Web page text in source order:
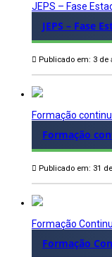
JEPS – Fase
JEPS – Fase
Publicado em: 3 de
Formação
Formação
Publicado em: 31
Formação
Formação